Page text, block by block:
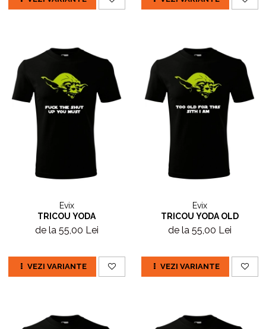
Evix
TRICOU YODA
de la 55,00 Lei
VEZI VARIANTE
Evix
TRICOU YODA OLD
de la 55,00 Lei
VEZI VARIANTE